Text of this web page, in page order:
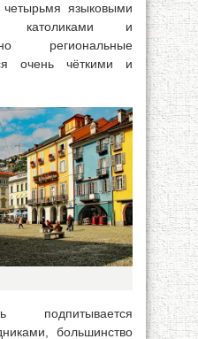
языковыми
католиками и
региональные
очень чёткими и
подпитывается
большинство